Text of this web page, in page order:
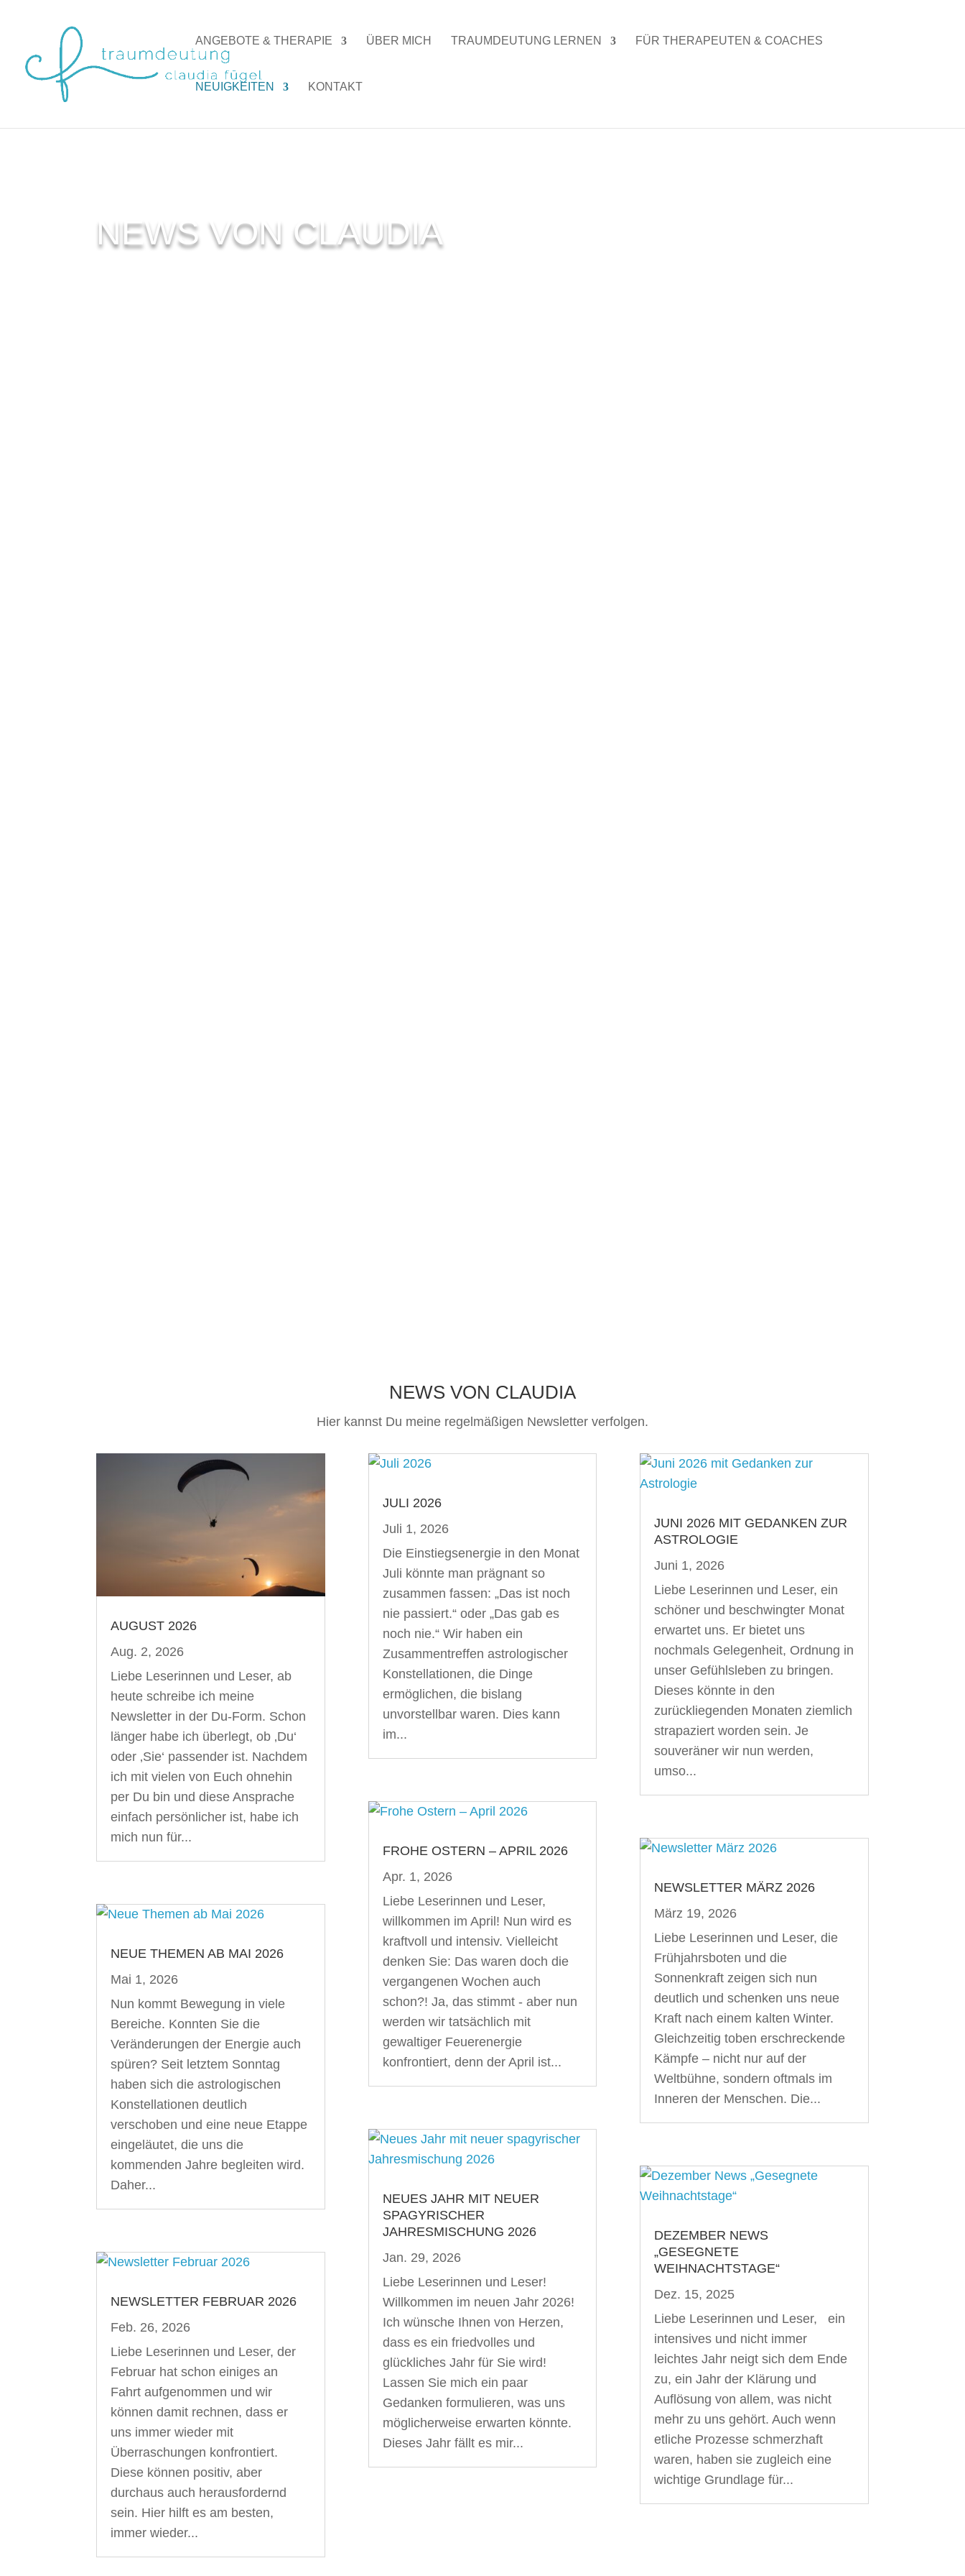
ANGEBOTE & THERAPIE ÜBER MICH TRAUMDEUTUNG LERNEN FÜR THERAPEUTEN & COACHES
NEUIGKEITEN KONTAKT
NEWS VON CLAUDIA
NEWS VON CLAUDIA
Hier kannst Du meine regelmäßigen Newsletter verfolgen.
AUGUST 2026
Aug. 2, 2026
Liebe Leserinnen und Leser, ab
heute schreibe ich meine
Newsletter in der Du-Form. Schon
länger habe ich überlegt, ob ‚Du‘
oder ‚Sie‘ passender ist. Nachdem
ich mit vielen von Euch ohnehin
per Du bin und diese Ansprache
einfach persönlicher ist, habe ich
mich nun für...
NEUE THEMEN AB MAI 2026
Mai 1, 2026
Nun kommt Bewegung in viele
Bereiche. Konnten Sie die
Veränderungen der Energie auch
spüren? Seit letztem Sonntag
haben sich die astrologischen
Konstellationen deutlich
verschoben und eine neue Etappe
eingeläutet, die uns die
kommenden Jahre begleiten wird.
Daher...
NEWSLETTER FEBRUAR 2026
Feb. 26, 2026
Liebe Leserinnen und Leser, der
Februar hat schon einiges an
Fahrt aufgenommen und wir
können damit rechnen, dass er
uns immer wieder mit
Überraschungen konfrontiert.
Diese können positiv, aber
durchaus auch herausfordernd
sein. Hier hilft es am besten,
immer wieder...
JULI 2026
Juli 1, 2026
Die Einstiegsenergie in den Monat
Juli könnte man prägnant so
zusammen fassen: „Das ist noch
nie passiert.“ oder „Das gab es
noch nie.“ Wir haben ein
Zusammentreffen astrologischer
Konstellationen, die Dinge
ermöglichen, die bislang
unvorstellbar waren. Dies kann
im...
FROHE OSTERN – APRIL 2026
Apr. 1, 2026
Liebe Leserinnen und Leser,
willkommen im April! Nun wird es
kraftvoll und intensiv. Vielleicht
denken Sie: Das waren doch die
vergangenen Wochen auch
schon?! Ja, das stimmt - aber nun
werden wir tatsächlich mit
gewaltiger Feuerenergie
konfrontiert, denn der April ist...
NEUES JAHR MIT NEUER
SPAGYRISCHER
JAHRESMISCHUNG 2026
Jan. 29, 2026
Liebe Leserinnen und Leser!
Willkommen im neuen Jahr 2026!
Ich wünsche Ihnen von Herzen,
dass es ein friedvolles und
glückliches Jahr für Sie wird!
Lassen Sie mich ein paar
Gedanken formulieren, was uns
möglicherweise erwarten könnte.
Dieses Jahr fällt es mir...
JUNI 2026 MIT GEDANKEN ZUR
ASTROLOGIE
Juni 1, 2026
Liebe Leserinnen und Leser, ein
schöner und beschwingter Monat
erwartet uns. Er bietet uns
nochmals Gelegenheit, Ordnung in
unser Gefühlsleben zu bringen.
Dieses könnte in den
zurückliegenden Monaten ziemlich
strapaziert worden sein. Je
souveräner wir nun werden,
umso...
NEWSLETTER MÄRZ 2026
März 19, 2026
Liebe Leserinnen und Leser, die
Frühjahrsboten und die
Sonnenkraft zeigen sich nun
deutlich und schenken uns neue
Kraft nach einem kalten Winter.
Gleichzeitig toben erschreckende
Kämpfe – nicht nur auf der
Weltbühne, sondern oftmals im
Inneren der Menschen. Die...
DEZEMBER NEWS
„GESEGNETE
WEIHNACHTSTAGE“
Dez. 15, 2025
Liebe Leserinnen und Leser, ein
intensives und nicht immer
leichtes Jahr neigt sich dem Ende
zu, ein Jahr der Klärung und
Auflösung von allem, was nicht
mehr zu uns gehört. Auch wenn
etliche Prozesse schmerzhaft
waren, haben sie zugleich eine
wichtige Grundlage für...